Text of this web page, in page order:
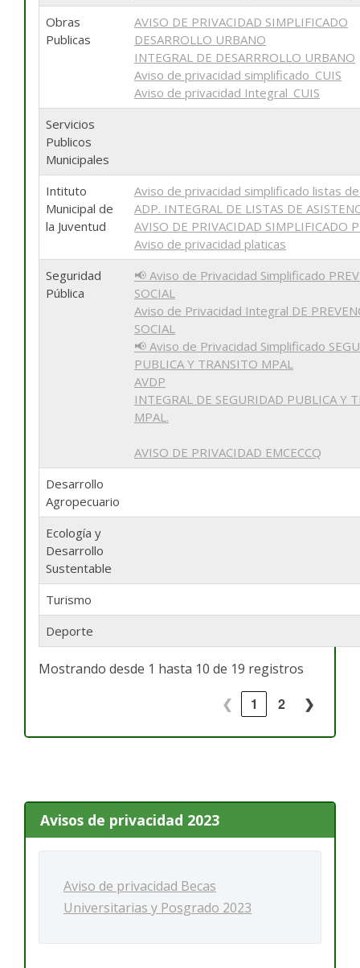
Obras
Publicas
AVISO DE PRIVACIDAD SIMPLIFICADO
DESARROLLO URBANO
INTEGRAL DE DESARRROLLO URBANO
Aviso de privacidad simplificado_CUIS
Aviso de privacidad Integral_CUIS
Servicios
Publicos
Municipales
Intituto
Municipal de
la Juventud
Aviso de privacidad simplificado listas
ADP. INTEGRAL DE LISTAS DE
AVISO DE PRIVACIDAD SIMPLIFICADO
Aviso de privacidad platicas
Seguridad
Pública
📢 Aviso de Privacidad Simplificado
SOCIAL
Aviso de Privacidad Integral DE
SOCIAL
📢 Aviso de Privacidad Simplificado
PUBLICA Y TRANSITO MPAL
AVDP
INTEGRAL DE SEGURIDAD PUBLICA Y
MPAL.
AVISO DE PRIVACIDAD EMCECCQ
Desarrollo
Agropecuario
Ecología y
Desarrollo
Sustentable
Turismo
Deporte
Mostrando desde 1 hasta 10 de 19 registros
❮ 1 2 ❯
Avisos de privacidad 2023
Aviso de privacidad Becas
Universitarias y Posgrado 2023